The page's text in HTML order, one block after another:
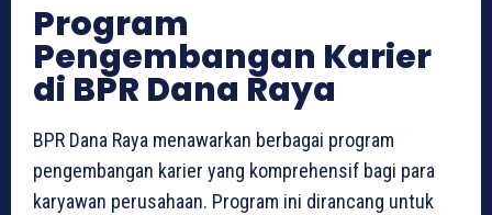
Program
Pengembangan Karier
di BPR Dana Raya
BPR Dana Raya menawarkan berbagai program
pengembangan karier yang komprehensif bagi para
karyawan perusahaan. Program ini dirancang untuk